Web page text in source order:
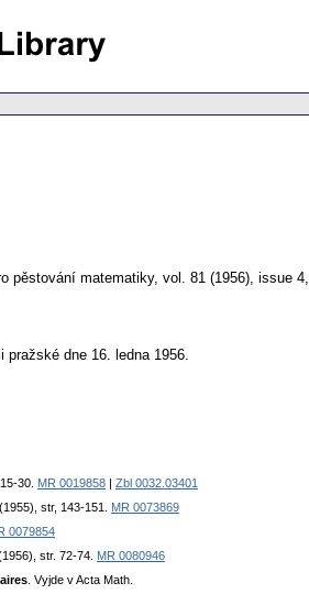
pěstování matematiky, vol. 81 (1956), issue 4,
pražské dne 16. ledna 1956.
30. MR 0019858
Zbl 0032.03401
str, 143-151. MR 0073869
0079854
str. 72-74. MR 0080946
. Vyjde v Acta Math.